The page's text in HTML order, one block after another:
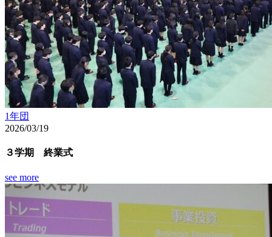
1年団
2026/03/19
３学期 終業式
see more